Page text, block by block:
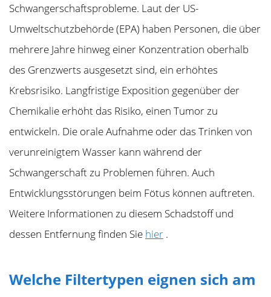
Schwangerschaftsprobleme. Laut der US-
Umweltschutzbehörde (EPA) haben Personen, die über
mehrere Jahre hinweg einer Konzentration oberhalb
des Grenzwerts ausgesetzt sind, ein erhöhtes
Krebsrisiko. Langfristige Exposition gegenüber der
Chemikalie erhöht das Risiko, einen Tumor zu
entwickeln. Die orale Aufnahme oder das Trinken von
verunreinigtem Wasser kann während der
Schwangerschaft zu Problemen führen. Auch
Entwicklungsstörungen beim Fötus können auftreten.
Weitere Informationen zu diesem Schadstoff und
dessen Entfernung finden Sie hier .
Welche Filtertypen eignen sich am